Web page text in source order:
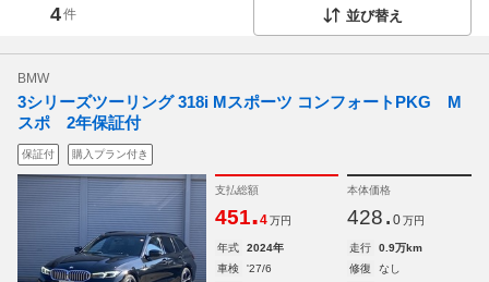
4件 並び替え
BMW
3シリーズツーリング 318i Mスポーツ コンフォートPKG M
スポ 2年保証付
保証付 購入プラン付き
支払総額
451.4 万円
本体価格
428. 0 万円
年式 2024年 走行
0.9万km
車検
'27/6 修復
なし